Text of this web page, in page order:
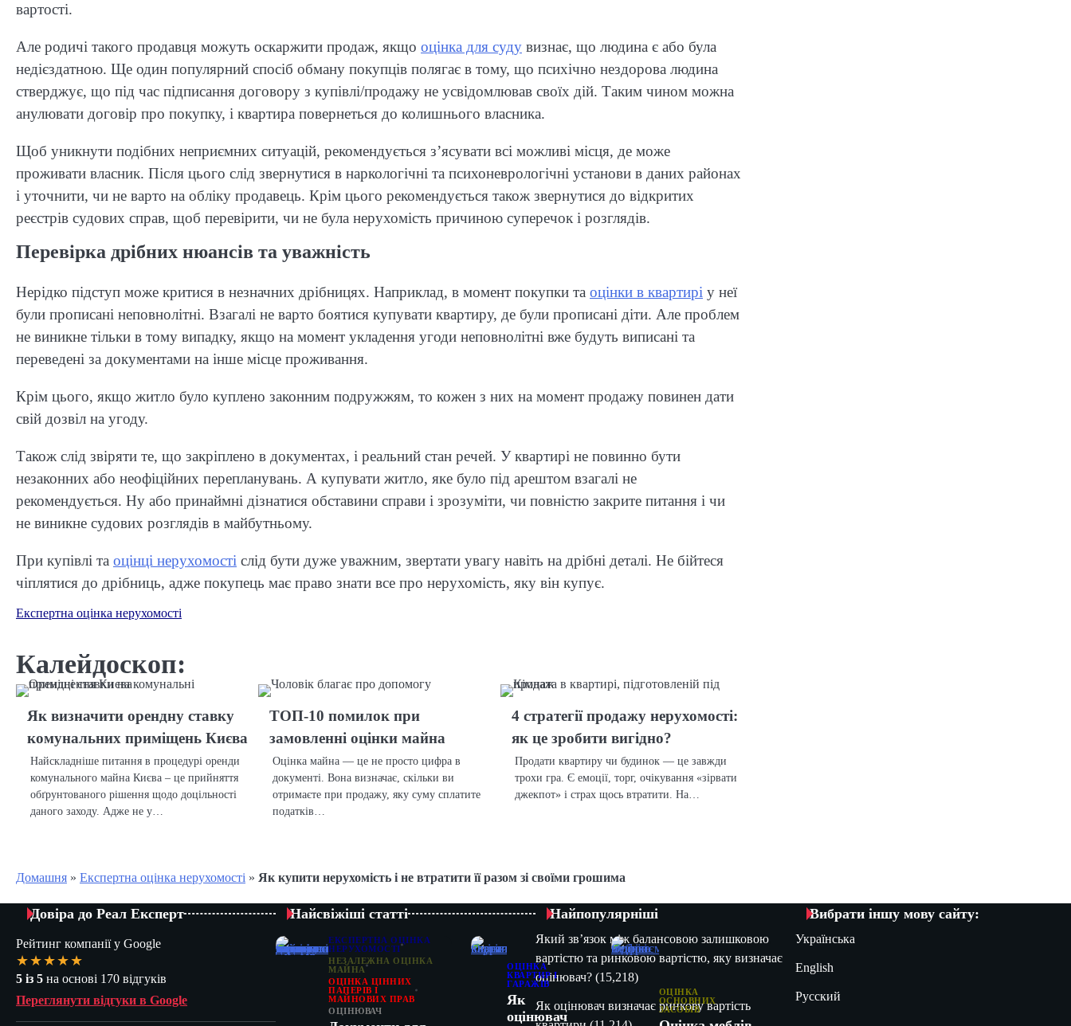
вартості.
Але родичі такого продавця можуть оскаржити продаж, якщо оцінка для суду визнає, що людина є або була
недієздатною. Ще один популярний спосіб обману покупців полягає в тому, що психічно нездорова людина
стверджує, що під час підписання договору з купівлі/продажу не усвідомлював своїх дій. Таким чином можна
анулювати договір про покупку, і квартира повернеться до колишнього власника.
Щоб уникнути подібних неприємних ситуацій, рекомендується з’ясувати всі можливі місця, де може
проживати власник. Після цього слід звернутися в наркологічні та психоневрологічні установи в даних районах
і уточнити, чи не варто на обліку продавець. Крім цього рекомендується також звернутися до відкритих
реєстрів судових справ, щоб перевірити, чи не була нерухомість причиною суперечок і розглядів.
Перевірка дрібних нюансів та уважність
Нерідко підступ може критися в незначних дрібницях. Наприклад, в момент покупки та оцінки в квартирі у неї
були прописані неповнолітні. Взагалі не варто боятися купувати квартиру, де були прописані діти. Але проблем
не виникне тільки в тому випадку, якщо на момент укладення угоди неповнолітні вже будуть виписані та
переведені за документами на інше місце проживання.
Крім цього, якщо житло було куплено законним подружжям, то кожен з них на момент продажу повинен дати
свій дозвіл на угоду.
Також слід звіряти те, що закріплено в документах, і реальний стан речей. У квартирі не повинно бути
незаконних або неофіційних перепланувань. А купувати житло, яке було під арештом взагалі не
рекомендується. Ну або принаймні дізнатися обставини справи і зрозуміти, чи повністю закрите питання і чи
не виникне судових розглядів в майбутньому.
При купівлі та оцінці нерухомості слід бути дуже уважним, звертати увагу навіть на дрібні деталі. Не бійтеся
чіплятися до дрібниць, адже покупець має право знати все про нерухомість, яку він купує.
Експертна оцінка нерухомості
Калейдоскоп:
Як визначити орендну ставку
комунальних приміщень Києва
Найскладніше питання в процедурі оренди
комунального майна Києва – це прийняття
обґрунтованого рішення щодо доцільності
даного заходу. Адже не у…
ТОП-10 помилок при
замовленні оцінки майна
Оцінка майна — це не просто цифра в
документі. Вона визначає, скільки ви
отримаєте при продажу, яку суму сплатите
податків…
4 стратегії продажу нерухомості:
як це зробити вигідно?
Продати квартиру чи будинок — це завжди
трохи гра. Є емоції, торг, очікування «зірвати
джекпот» і страх щось втратити. На…
Домашня » Експертна оцінка нерухомості » Як купити нерухомість і не втратити її разом зі своїми грошима
Довіра до Реал Експерт
Рейтинг компанії у Google
★★★★★
5 із 5 на основі 170 відгуків
Переглянути відгуки в Google
Найсвіжіші статті
ЕКСПЕРТНА ОЦІНКА
НЕРУХОМОСТІ
НЕЗАЛЕЖНА ОЦІНКА
МАЙНА
ОЦІНКА ЦІННИХ
ПАПЕРІВ І
МАЙНОВИХ ПРАВ
ОЦІНЮВАЧ
ОЦІНКА
КВАРТИР І
ГАРАЖІВ
Як
оцінювач
ОЦІНКА
ОСНОВНИХ
ЗАСОБІВ
Найпопулярніші
Який зв’язок між балансовою залишковою
вартістю та ринковою вартістю, яку визначає
оцінювач? (15,218)
Як оцінювач визначає ринкову вартість
Вибрати іншу мову сайту:
Українська
English
Русский